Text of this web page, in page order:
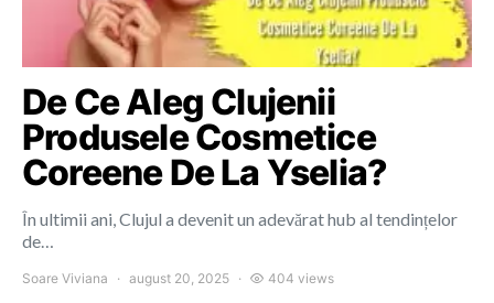
De Ce Aleg Clujenii
Produsele Cosmetice
Coreene De La Yselia?
În ultimii ani, Clujul a devenit un adevărat hub al tendințelor
de…
Soare Viviana august 20, 2025 404 views